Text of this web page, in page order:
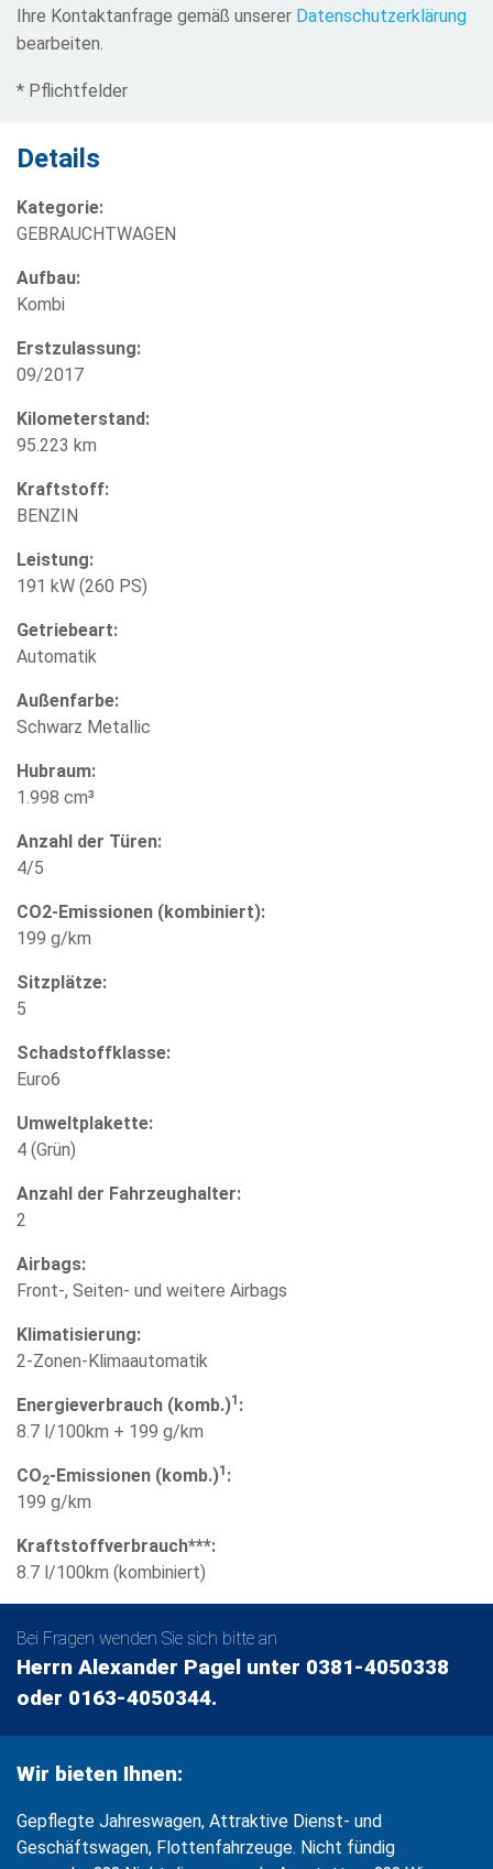
Ihre Kontaktanfrage gemäß unserer Datenschutzerklärung
bearbeiten.
* Pflichtfelder
Details
Kategorie:
GEBRAUCHTWAGEN
Aufbau:
Kombi
Erstzulassung:
09/2017
Kilometerstand:
95.223 km
Kraftstoff:
BENZIN
Leistung:
191 kW (260 PS)
Getriebeart:
Automatik
Außenfarbe:
Schwarz Metallic
Hubraum:
1.998 cm³
Anzahl der Türen:
4/5
CO2-Emissionen (kombiniert):
199 g/km
Sitzplätze:
5
Schadstoffklasse:
Euro6
Umweltplakette:
4 (Grün)
Anzahl der Fahrzeughalter:
2
Airbags:
Front-, Seiten- und weitere Airbags
Klimatisierung:
2-Zonen-Klimaautomatik
Energieverbrauch (komb.)1 :
8.7 l/100km + 199 g/km
CO2-Emissionen (komb.)1 :
199 g/km
Kraftstoffverbrauch***:
8.7 l/100km (kombiniert)
Bei Fragen wenden Sie sich bitte an
Herrn Alexander Pagel unter 0381-4050338
oder 0163-4050344.
Wir bieten Ihnen:
Gepflegte Jahreswagen, Attraktive Dienst- und
Geschäftswagen, Flottenfahrzeuge. Nicht fündig